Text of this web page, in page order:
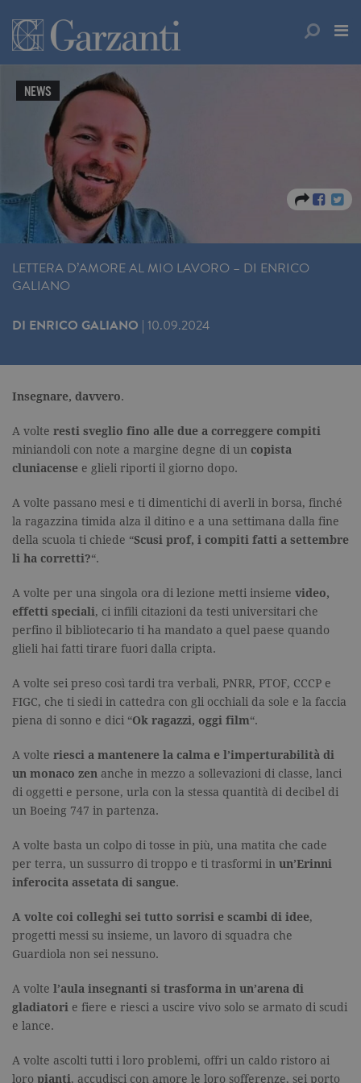
NEWS
LETTERA D’AMORE AL MIO LAVORO – DI ENRICO
GALIANO
DI ENRICO GALIANO | 10.09.2024
Insegnare, davvero.
A volte resti sveglio fino alle due a correggere compiti
miniandoli con note a margine degne di un copista
cluniacense e glieli riporti il giorno dopo.
A volte passano mesi e ti dimentichi di averli in borsa, finché
la ragazzina timida alza il ditino e a una settimana dalla fine
della scuola ti chiede “Scusi prof, i compiti fatti a settembre
li ha corretti?“.
A volte per una singola ora di lezione metti insieme video,
effetti speciali, ci infili citazioni da testi universitari che
perfino il bibliotecario ti ha mandato a quel paese quando
glieli hai fatti tirare fuori dalla cripta.
A volte sei preso così tardi tra verbali, PNRR, PTOF, CCCP e
FIGC, che ti siedi in cattedra con gli occhiali da sole e la faccia
piena di sonno e dici “Ok ragazzi, oggi film“.
A volte riesci a mantenere la calma e l’imperturabilità di
un monaco zen anche in mezzo a sollevazioni di classe, lanci
di oggetti e persone, urla con la stessa quantità di decibel di
un Boeing 747 in partenza.
A volte basta un colpo di tosse in più, una matita che cade
per terra, un sussurro di troppo e ti trasformi in un’Erinni
inferocita assetata di sangue.
A volte coi colleghi sei tutto sorrisi e scambi di idee,
progetti messi su insieme, un lavoro di squadra che
Guardiola non sei nessuno.
A volte l’aula insegnanti si trasforma in un’arena di
gladiatori e fiere e riesci a uscire vivo solo se armato di scudi
e lance.
A volte ascolti tutti i loro problemi, offri un caldo ristoro ai
loro pianti, accudisci con amore le loro sofferenze, sei porto